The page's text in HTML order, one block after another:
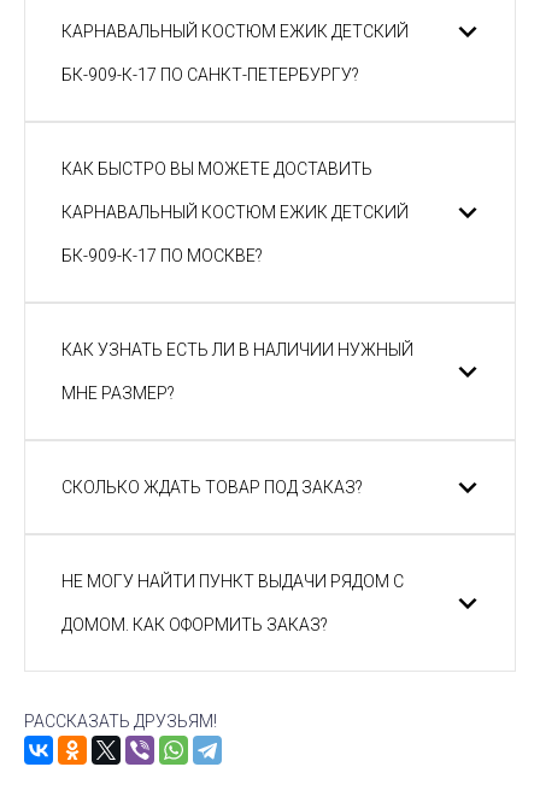
КАРНАВАЛЬНЫЙ КОСТЮМ ЕЖИК ДЕТСКИЙ
БК-909-К-17 ПО САНКТ-ПЕТЕРБУРГУ?
КАК БЫСТРО ВЫ МОЖЕТЕ ДОСТАВИТЬ
КАРНАВАЛЬНЫЙ КОСТЮМ ЕЖИК ДЕТСКИЙ
БК-909-К-17 ПО МОСКВЕ?
КАК УЗНАТЬ ЕСТЬ ЛИ В НАЛИЧИИ НУЖНЫЙ
МНЕ РАЗМЕР?
СКОЛЬКО ЖДАТЬ ТОВАР ПОД ЗАКАЗ?
НЕ МОГУ НАЙТИ ПУНКТ ВЫДАЧИ РЯДОМ С
ДОМОМ. КАК ОФОРМИТЬ ЗАКАЗ?
РАССКАЗАТЬ ДРУЗЬЯМ!